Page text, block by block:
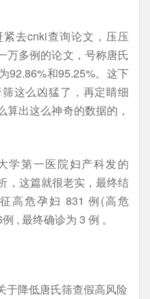
去cnki查询论文，压压
万多例的论文，号称唐氏
92.86%和95.25%。这下
这么凶猛了，再定睛细
出这么神奇的数据的，
学第一医院妇产科发的
，这篇就很老实，最终结
高危孕妇 831 例(高危
, 最终确诊为 3 例 。
于降低唐氏筛查假高风险